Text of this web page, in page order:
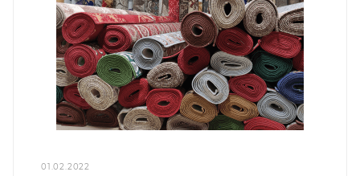
01.02.2022